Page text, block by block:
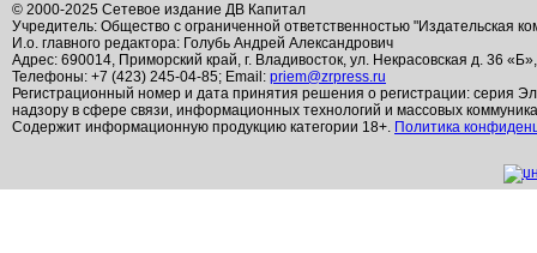
© 2000-2025 Сетевое издание ДВ Капитал
Учредитель: Общество с ограниченной ответственностью "Издательская
И.о. главного редактора: Голубь Андрей Александрович
Адрес: 690014, Приморский край, г. Владивосток, ул. Некрасовская д. 36
Телефоны: +7 (423) 245-04-85; Email: priem@zrpress.ru
Регистрационный номер и дата принятия решения о регистрации: серия
надзору в сфере связи, информационных технологий и массовых
Содержит информационную продукцию категории 18+. Политика